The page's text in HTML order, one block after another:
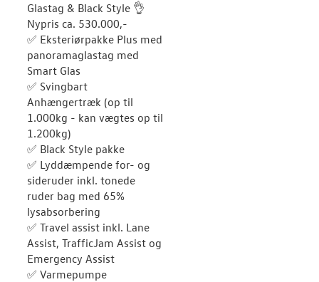
Glastag & Black Style 👌
Nypris ca. 530.000,-
✅ Eksteriørpakke Plus med
panoramaglastag med
Smart Glas
✅ Svingbart
Anhængertræk (op til
1.000kg - kan vægtes op til
1.200kg)
✅ Black Style pakke
✅ Lyddæmpende for- og
sideruder inkl. tonede
ruder bag med 65%
lysabsorbering
✅ Travel assist inkl. Lane
Assist, TrafficJam Assist og
Emergency Assist
✅ Varmepumpe